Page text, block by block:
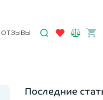
ОТЗЫВЫ
Последние